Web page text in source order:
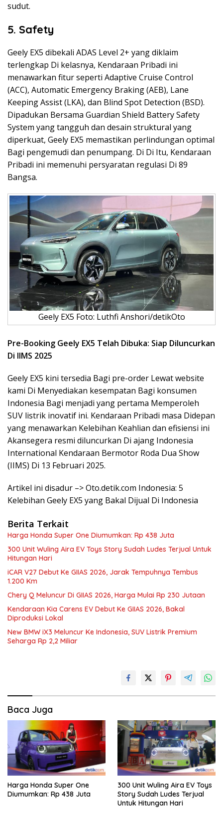
sudut.
5. Safety
Geely EX5 dibekali ADAS Level 2+ yang diklaim
terlengkap Di kelasnya, Kendaraan Pribadi ini
menawarkan fitur seperti Adaptive Cruise Control
(ACC), Automatic Emergency Braking (AEB), Lane
Keeping Assist (LKA), dan Blind Spot Detection (BSD).
Dipadukan Bersama Guardian Shield Battery Safety
System yang tangguh dan desain struktural yang
diperkuat, Geely EX5 memastikan perlindungan optimal
Bagi pengemudi dan penumpang. Di Di Itu, Kendaraan
Pribadi ini memenuhi persyaratan regulasi Di 89
Bangsa.
Geely EX5 Foto: Luthfi Anshori/detikOto
Pre-Booking Geely EX5 Telah Dibuka: Siap Diluncurkan
Di IIMS 2025
Geely EX5 kini tersedia Bagi pre-order Lewat website
kami Di Menyediakan kesempatan Bagi konsumen
Indonesia Bagi menjadi yang pertama Memperoleh
SUV listrik inovatif ini. Kendaraan Pribadi masa Didepan
yang menawarkan Kelebihan Keahlian dan efisiensi ini
Akansegera resmi diluncurkan Di ajang Indonesia
International Kendaraan Bermotor Roda Dua Show
(IIMS) Di 13 Februari 2025.
Artikel ini disadur –> Oto.detik.com Indonesia: 5
Kelebihan Geely EX5 yang Bakal Dijual Di Indonesia
Berita Terkait
Harga Honda Super One Diumumkan: Rp 438 Juta
300 Unit Wuling Aira EV Toys Story Sudah Ludes Terjual Untuk
Hitungan Hari
iCAR V27 Debut Ke GIIAS 2026, Jarak Tempuhnya Tembus
1.200 Km
Chery Q Meluncur Di GIIAS 2026, Harga Mulai Rp 230 Jutaan
Kendaraan Kia Carens EV Debut Ke GIIAS 2026, Bakal
Diproduksi Lokal
New BMW iX3 Meluncur Ke Indonesia, SUV Listrik Premium
Seharga Rp 2,2 Miliar
Baca Juga
Harga Honda Super One
Diumumkan: Rp 438 Juta
300 Unit Wuling Aira EV Toys
Story Sudah Ludes Terjual
Untuk Hitungan Hari